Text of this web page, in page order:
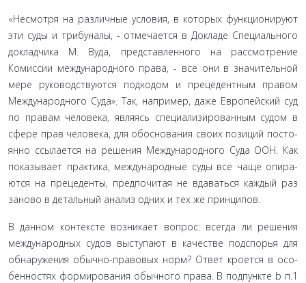
«Несмотря на различные условия, в которых функциони­руют
эти суды и трибуналы, - отмечается в Докладе Специаль­ного
докладчика М. Вуда, представленного на рассмотрение
Комиссии международного права, - все они в значительной
мере руководствуются подходом и прецедентным правом
Международного Суда». Так, например, даже Европейский суд
по правам человека, являясь специализированным судом в
сфере прав человека, для обоснования своих позиций посто­
янно ссылается на решения Международного Суда ООН. Как
показывает практика, международные суды все чаще опира­
ются на прецеденты, предпочитая не вдаваться каждый раз
за­ново в детальный анализ одних и тех же принципов.
В данном контексте возникает вопрос: всегда ли решения
международных судов выступают в качестве подспорья для
обнаружения обычно-правовых норм? Ответ кроется в осо­
бенностях формирования обычного права. В подпункте b п.1